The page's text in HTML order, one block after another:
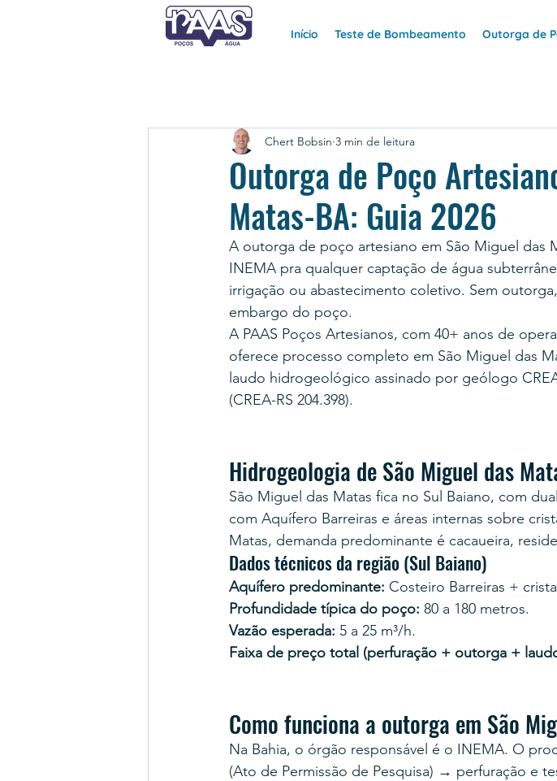
Início Teste de Bombeamento Outorga de
Outorga de Poço
Matas-BA: Guia 2026
Chert Bobsin 3 min de leitura
A outorga de poço artesiano em São Miguel das
INEMA pra qualquer captação de água
irrigação ou abastecimento coletivo. Sem
embargo do poço.
A PAAS Poços Artesianos, com 40+ anos de
oferece processo completo em São Miguel das
laudo hidrogeológico assinado por geólogo
(CREA-RS 204.398).
Hidrogeologia de São Miguel das
São Miguel das Matas fica no Sul Baiano, com
com Aquífero Barreiras e áreas internas sobre
Matas, demanda predominante é cacaueira,
Dados técnicos da região (Sul Baiano)
Aquífero predominante: Costeiro Barreiras +
Profundidade típica do poço: 80 a 180 metros.
Vazão esperada: 5 a 25 m³/h.
Faixa de preço total (perfuração + outorga +
Como funciona a outorga em São
Na Bahia, o órgão responsável é o INEMA. O
(Ato de Permissão de Pesquisa) → perfuração e